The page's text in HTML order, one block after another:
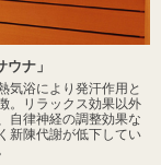
ナ」
気浴により発汗作用と
。リラックス効果以外
自律神経の調整効果な
新陳代謝が低下してい